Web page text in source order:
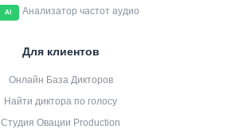
AI Анализатор частот аудио
Для клиентов
Онлайн База Дикторов
Найти диктора по голосу
Студия Овации Production